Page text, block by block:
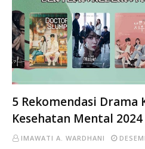
5 Rekomendasi Drama
Kesehatan Mental 2024
IMAWATI A. WARDHANI